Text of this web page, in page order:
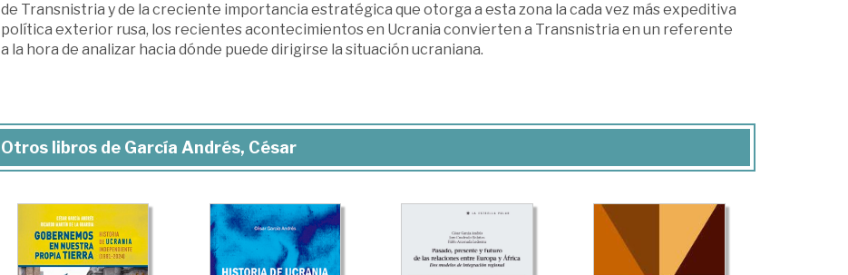
de Transnistria y de la creciente importancia estratégica que otorga a esta zona la cada vez más expeditiva
política exterior rusa, los recientes acontecimientos en Ucrania convierten a Transnistria en un referente
a la hora de analizar hacia dónde puede dirigirse la situación ucraniana.
Otros libros de García Andrés, César